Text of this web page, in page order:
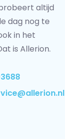
altijd
dag nog te
in het
is Allerion.